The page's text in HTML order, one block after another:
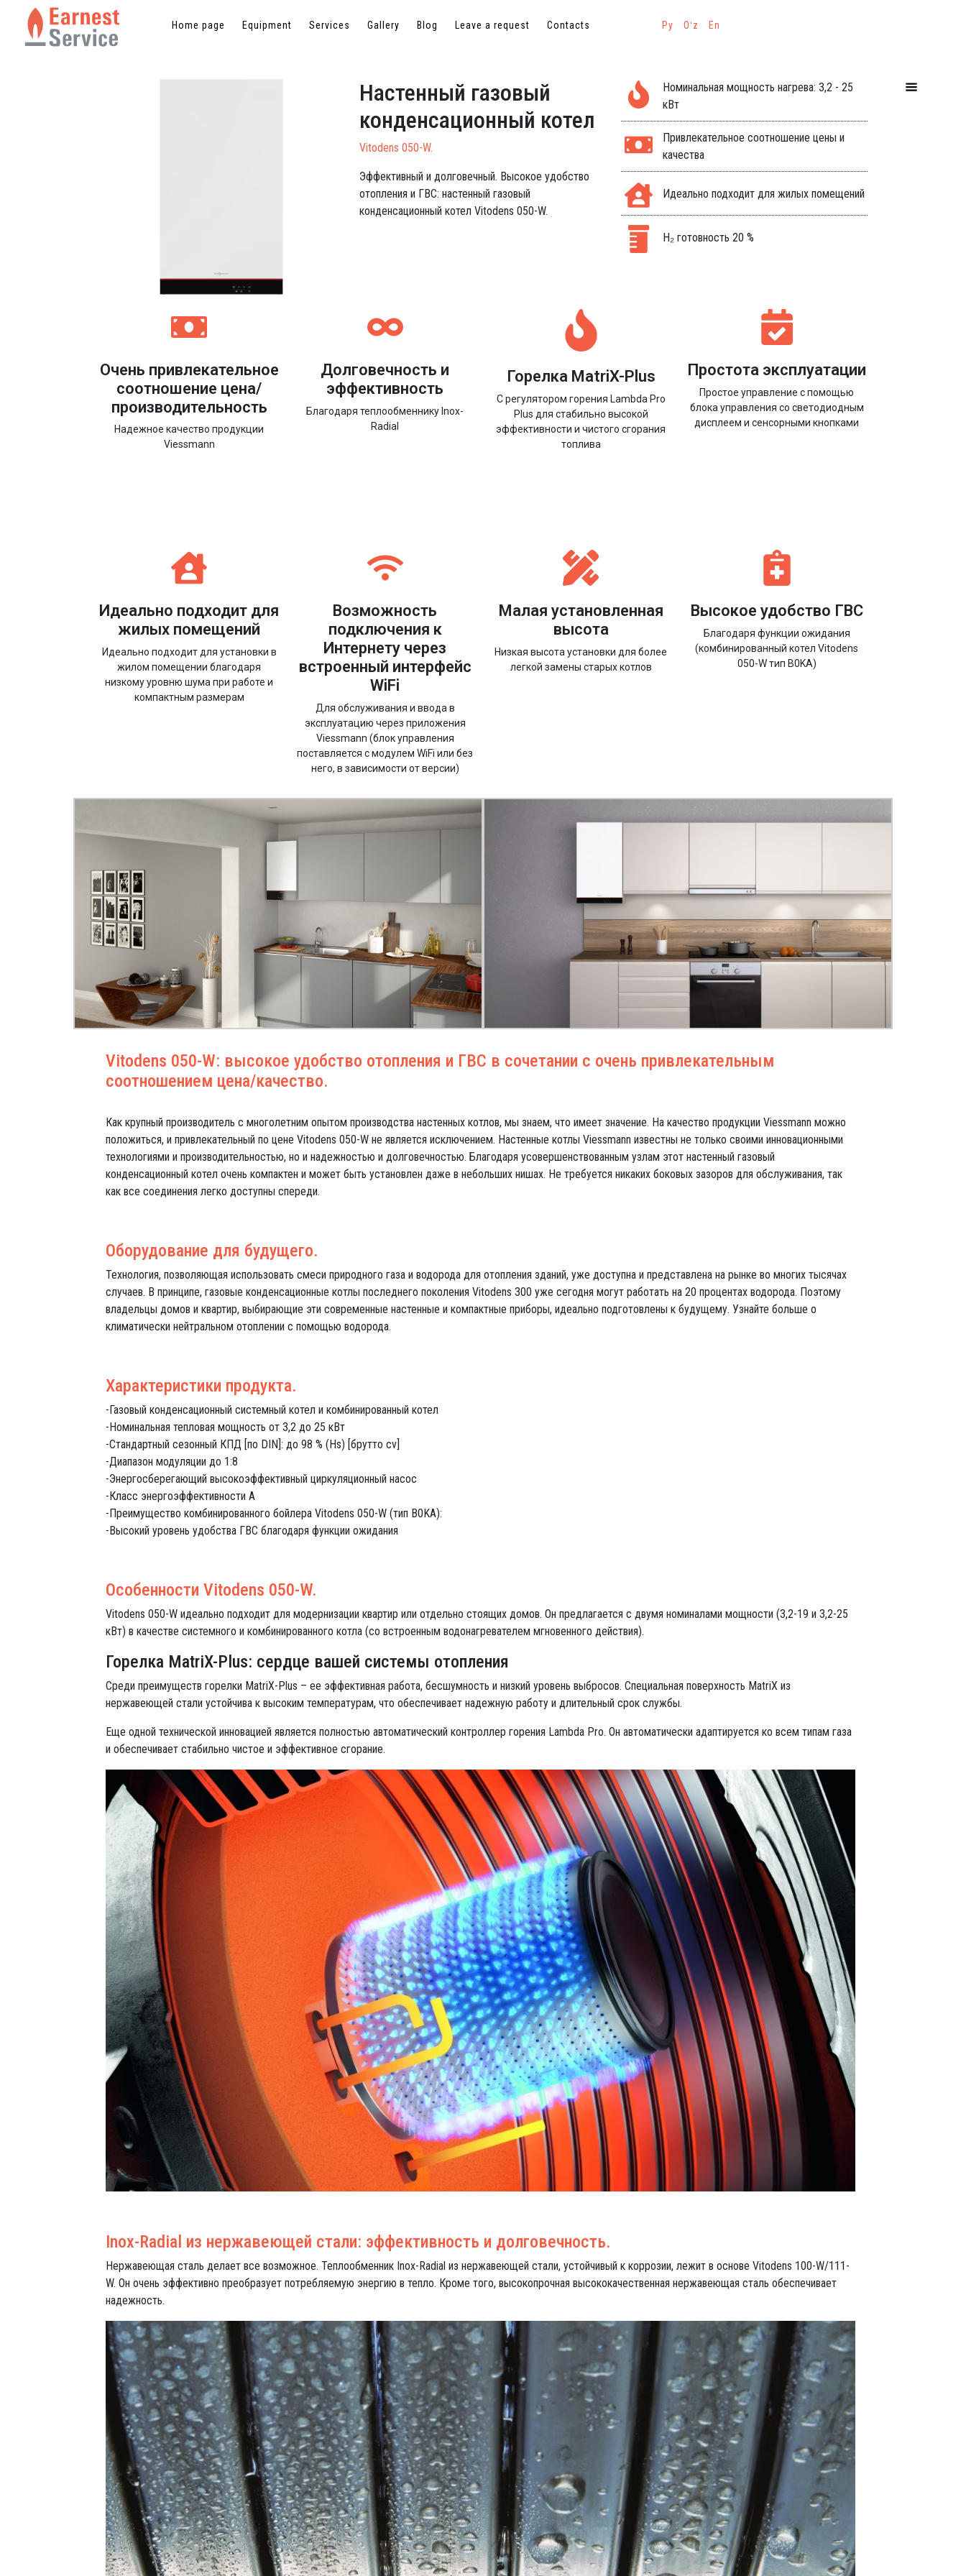
Home page Equipment Services Gallery Blog Leave a request Contacts Ру Oʻz En
Home page Equipment Services Gallery Blog Leave a request Contacts Ру Oʻz En
Настенный газовый
конденсационный котел
Vitodens 050-W.
Эффективный и долговечный. Высокое удобство
отопления и ГВС: настенный газовый
конденсационный котел Vitodens 050-W.
Номинальная мощность нагрева: 3,2 - 25
кВт
Привлекательное соотношение цены и
качества
Идеально подходит для жилых помещений
H₂ готовность 20 %
Очень привлекательное
соотношение цена/
производительность
Надежное качество продукции
Viessmann
Долговечность и
эффективность
Благодаря теплообменнику Inox-
Radial
Горелка MatriX-Plus
С регулятором горения Lambda Pro
Plus для стабильно высокой
эффективности и чистого сгорания
топлива
Простота эксплуатации
Простое управление с помощью
блока управления со светодиодным
дисплеем и сенсорными кнопками
Идеально подходит для
жилых помещений
Идеально подходит для установки в
жилом помещении благодаря
низкому уровню шума при работе и
компактным размерам
Возможность
подключения к
Интернету через
встроенный интерфейс
WiFi
Для обслуживания и ввода в
эксплуатацию через приложения
Viessmann (блок управления
поставляется с модулем WiFi или без
него, в зависимости от версии)
Малая установленная
высота
Низкая высота установки для более
легкой замены старых котлов
Высокое удобство ГВС
Благодаря функции ожидания
(комбинированный котел Vitodens
050-W тип B0KA)
Vitodens 050-W: высокое удобство отопления и ГВС в сочетании с очень привлекательным
соотношением цена/качество.
Как крупный производитель с многолетним опытом производства настенных котлов, мы знаем, что имеет значение. На качество продукции Viessmann можно
положиться, и привлекательный по цене Vitodens 050-W не является исключением. Настенные котлы Viessmann известны не только своими инновационными
технологиями и производительностью, но и надежностью и долговечностью. Благодаря усовершенствованным узлам этот настенный газовый
конденсационный котел очень компактен и может быть установлен даже в небольших нишах. Не требуется никаких боковых зазоров для обслуживания, так
как все соединения легко доступны спереди.
Оборудование для будущего.
Технология, позволяющая использовать смеси природного газа и водорода для отопления зданий, уже доступна и представлена на рынке во многих тысячах
случаев. В принципе, газовые конденсационные котлы последнего поколения Vitodens 300 уже сегодня могут работать на 20 процентах водорода. Поэтому
владельцы домов и квартир, выбирающие эти современные настенные и компактные приборы, идеально подготовлены к будущему. Узнайте больше о
климатически нейтральном отоплении с помощью водорода.
Характеристики продукта.
-Газовый конденсационный системный котел и комбинированный котел
-Номинальная тепловая мощность от 3,2 до 25 кВт
-Стандартный сезонный КПД [по DIN]: до 98 % (Hs) [брутто cv]
-Диапазон модуляции до 1:8
-Энергосберегающий высокоэффективный циркуляционный насос
-Класс энергоэффективности A
-Преимущество комбинированного бойлера Vitodens 050-W (тип B0KA):
-Высокий уровень удобства ГВС благодаря функции ожидания
Особенности Vitodens 050-W.
Vitodens 050-W идеально подходит для модернизации квартир или отдельно стоящих домов. Он предлагается с двумя номиналами мощности (3,2-19 и 3,2-25
кВт) в качестве системного и комбинированного котла (со встроенным водонагревателем мгновенного действия).
Горелка MatriX-Plus: сердце вашей системы отопления
Среди преимуществ горелки MatriX-Plus – ее эффективная работа, бесшумность и низкий уровень выбросов. Специальная поверхность MatriX из
нержавеющей стали устойчива к высоким температурам, что обеспечивает надежную работу и длительный срок службы.
Еще одной технической инновацией является полностью автоматический контроллер горения Lambda Pro. Он автоматически адаптируется ко всем типам газа
и обеспечивает стабильно чистое и эффективное сгорание.
Inox-Radial из нержавеющей стали: эффективность и долговечность.
Нержавеющая сталь делает все возможное. Теплообменник Inox-Radial из нержавеющей стали, устойчивый к коррозии, лежит в основе Vitodens 100-W/111-
W. Он очень эффективно преобразует потребляемую энергию в тепло. Кроме того, высокопрочная высококачественная нержавеющая сталь обеспечивает
надежность.